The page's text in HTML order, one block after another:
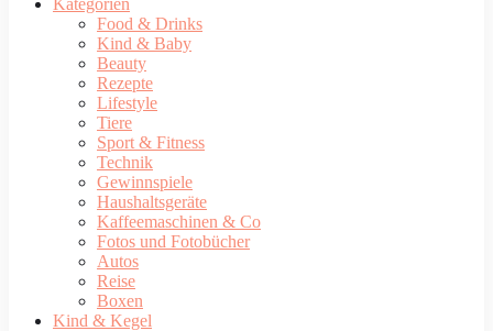
Kategorien
Food & Drinks
Kind & Baby
Beauty
Rezepte
Lifestyle
Tiere
Sport & Fitness
Technik
Gewinnspiele
Haushaltsgeräte
Kaffeemaschinen & Co
Fotos und Fotobücher
Autos
Reise
Boxen
Kind & Kegel